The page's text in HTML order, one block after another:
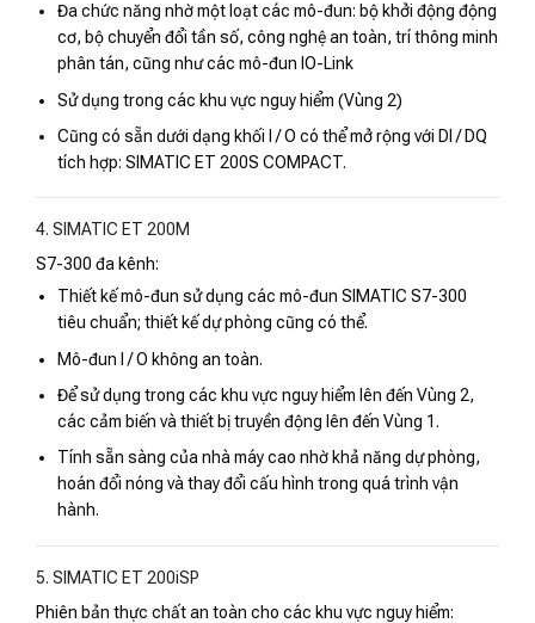
Đa chức năng nhờ một loạt các mô-đun: bộ khởi động động
cơ, bộ chuyển đổi tần số, công nghệ an toàn, trí thông minh
phân tán, cũng như các mô-đun IO-Link
Sử dụng trong các khu vực nguy hiểm (Vùng 2)
Cũng có sẵn dưới dạng khối I / O có thể mở rộng với DI / DQ
tích hợp: SIMATIC ET 200S COMPACT.
4. SIMATIC ET 200M
S7-300 đa kênh:
Thiết kế mô-đun sử dụng các mô-đun SIMATIC S7-300
tiêu chuẩn; thiết kế dự phòng cũng có thể.
Mô-đun I / O không an toàn.
Để sử dụng trong các khu vực nguy hiểm lên đến Vùng 2,
các cảm biến và thiết bị truyền động lên đến Vùng 1.
Tính sẵn sàng của nhà máy cao nhờ khả năng dự phòng,
hoán đổi nóng và thay đổi cấu hình trong quá trình vận
hành.
5. SIMATIC ET 200iSP
Phiên bản thực chất an toàn cho các khu vực nguy hiểm: